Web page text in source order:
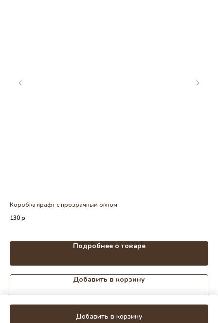
Добавить в корзину
Коробка крафт с прозрачным окном
130р.
Подробнее о товаре
Добавить в корзину